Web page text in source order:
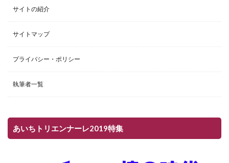
サイトの紹介
サイトマップ
プライバシー・ポリシー
執筆者一覧
あいちトリエンナーレ2019特集